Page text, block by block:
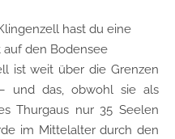
hast du eine
den Bodensee
ist weit über die Grenzen
und das, obwohl sie als
Thurgaus nur 35 Seelen
im Mittelalter durch den